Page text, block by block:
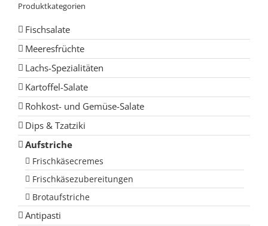
Produktkategorien
Fischsalate
Meeresfrüchte
Lachs-Spezialitäten
Kartoffel-Salate
Rohkost- und Gemüse-Salate
Dips & Tzatziki
Aufstriche
Frischkäsecremes
Frischkäsezubereitungen
Brotaufstriche
Antipasti